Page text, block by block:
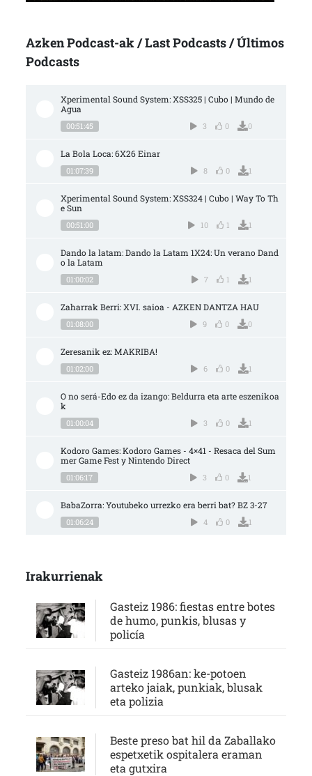
Azken Podcast-ak / Last Podcasts / Últimos
Podcasts
Xperimental Sound System: XSS325 | Cubo | Mundo de
Agua
00:51:45 3 0 0
La Bola Loca: 6X26 Einar
01:07:39 8 0 1
Xperimental Sound System: XSS324 | Cubo | Way To Th
e Sun
00:51:00 10 1 1
Dando la latam: Dando la Latam 1X24: Un verano Dand
o la Latam
01:00:02 7 1 1
Zaharrak Berri: XVI. saioa - AZKEN DANTZA HAU
01:08:00 9 0 0
Zeresanik ez: MAKRIBA!
01:02:00 6 0 1
O no será-Edo ez da izango: Beldurra eta arte eszenikoa
k
01:00:04 3 0 1
Kodoro Games: Kodoro Games - 4×41 - Resaca del Sum
mer Game Fest y Nintendo Direct
01:06:17 3 0 1
BabaZorra: Youtubeko urrezko era berri bat? BZ 3-27
01:06:24 4 0 1
Irakurrienak
Gasteiz 1986: fiestas entre botes
de humo, punkis, blusas y
policía
Gasteiz 1986an: ke-potoen
arteko jaiak, punkiak, blusak
eta polizia
Beste preso bat hil da Zaballako
espetxetik ospitalera eraman
eta gutxira